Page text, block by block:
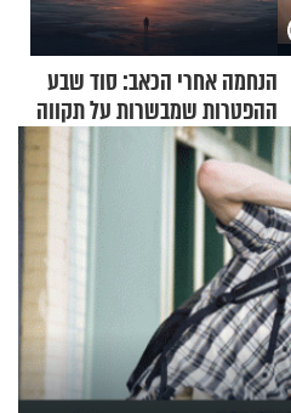
הנחמה אחרי הכאב: סוד שבע
ההפטרות שמבשרות על תקווה
וגאולה